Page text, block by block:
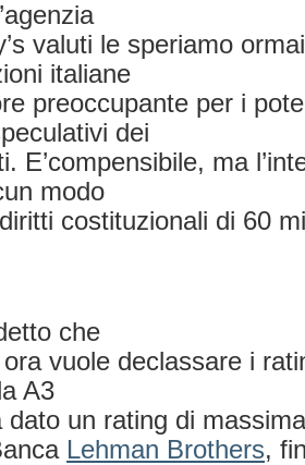
valuti le speriamo
italiane
preoccupante per i
dei
E’compensibile, ma
modo
costituzionali di 60
che
ora vuole declassare i
A3
dato un rating di
Lehman Brothers,